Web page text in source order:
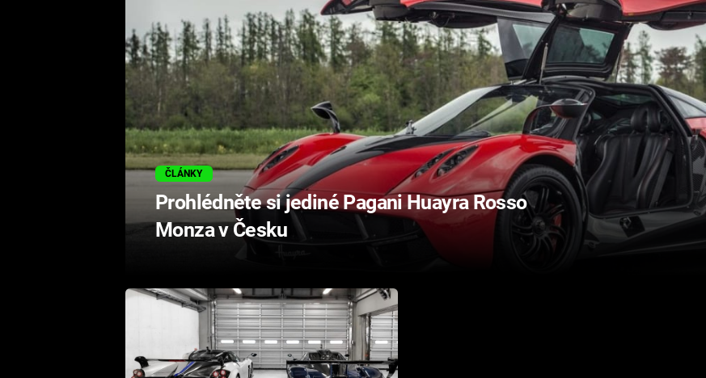
ČLÁNKY
Prohlédněte si jediné Pagani Huayra Rosso
Monza v Česku